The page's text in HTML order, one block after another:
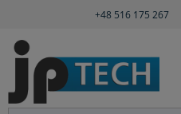
+48 516 175 267